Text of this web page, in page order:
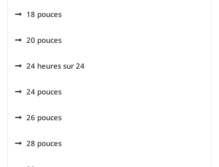
18 pouces
20 pouces
24 heures sur 24
24 pouces
26 pouces
28 pouces